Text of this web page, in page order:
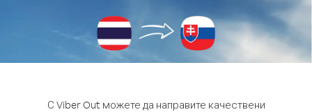
С Viber Out можете да направите качествени